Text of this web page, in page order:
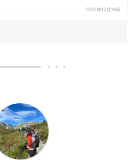
2020年12月18日